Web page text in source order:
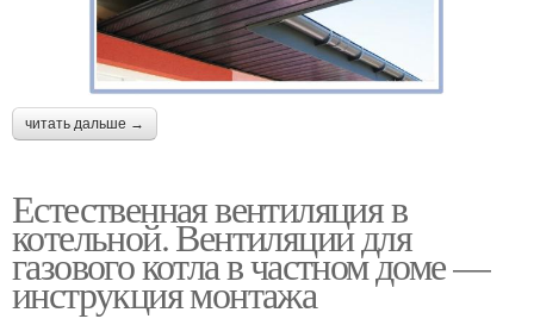
читать дальше →
Естественная вентиляция в
котельной. Вентиляции для
газового котла в частном доме —
инструкция монтажа